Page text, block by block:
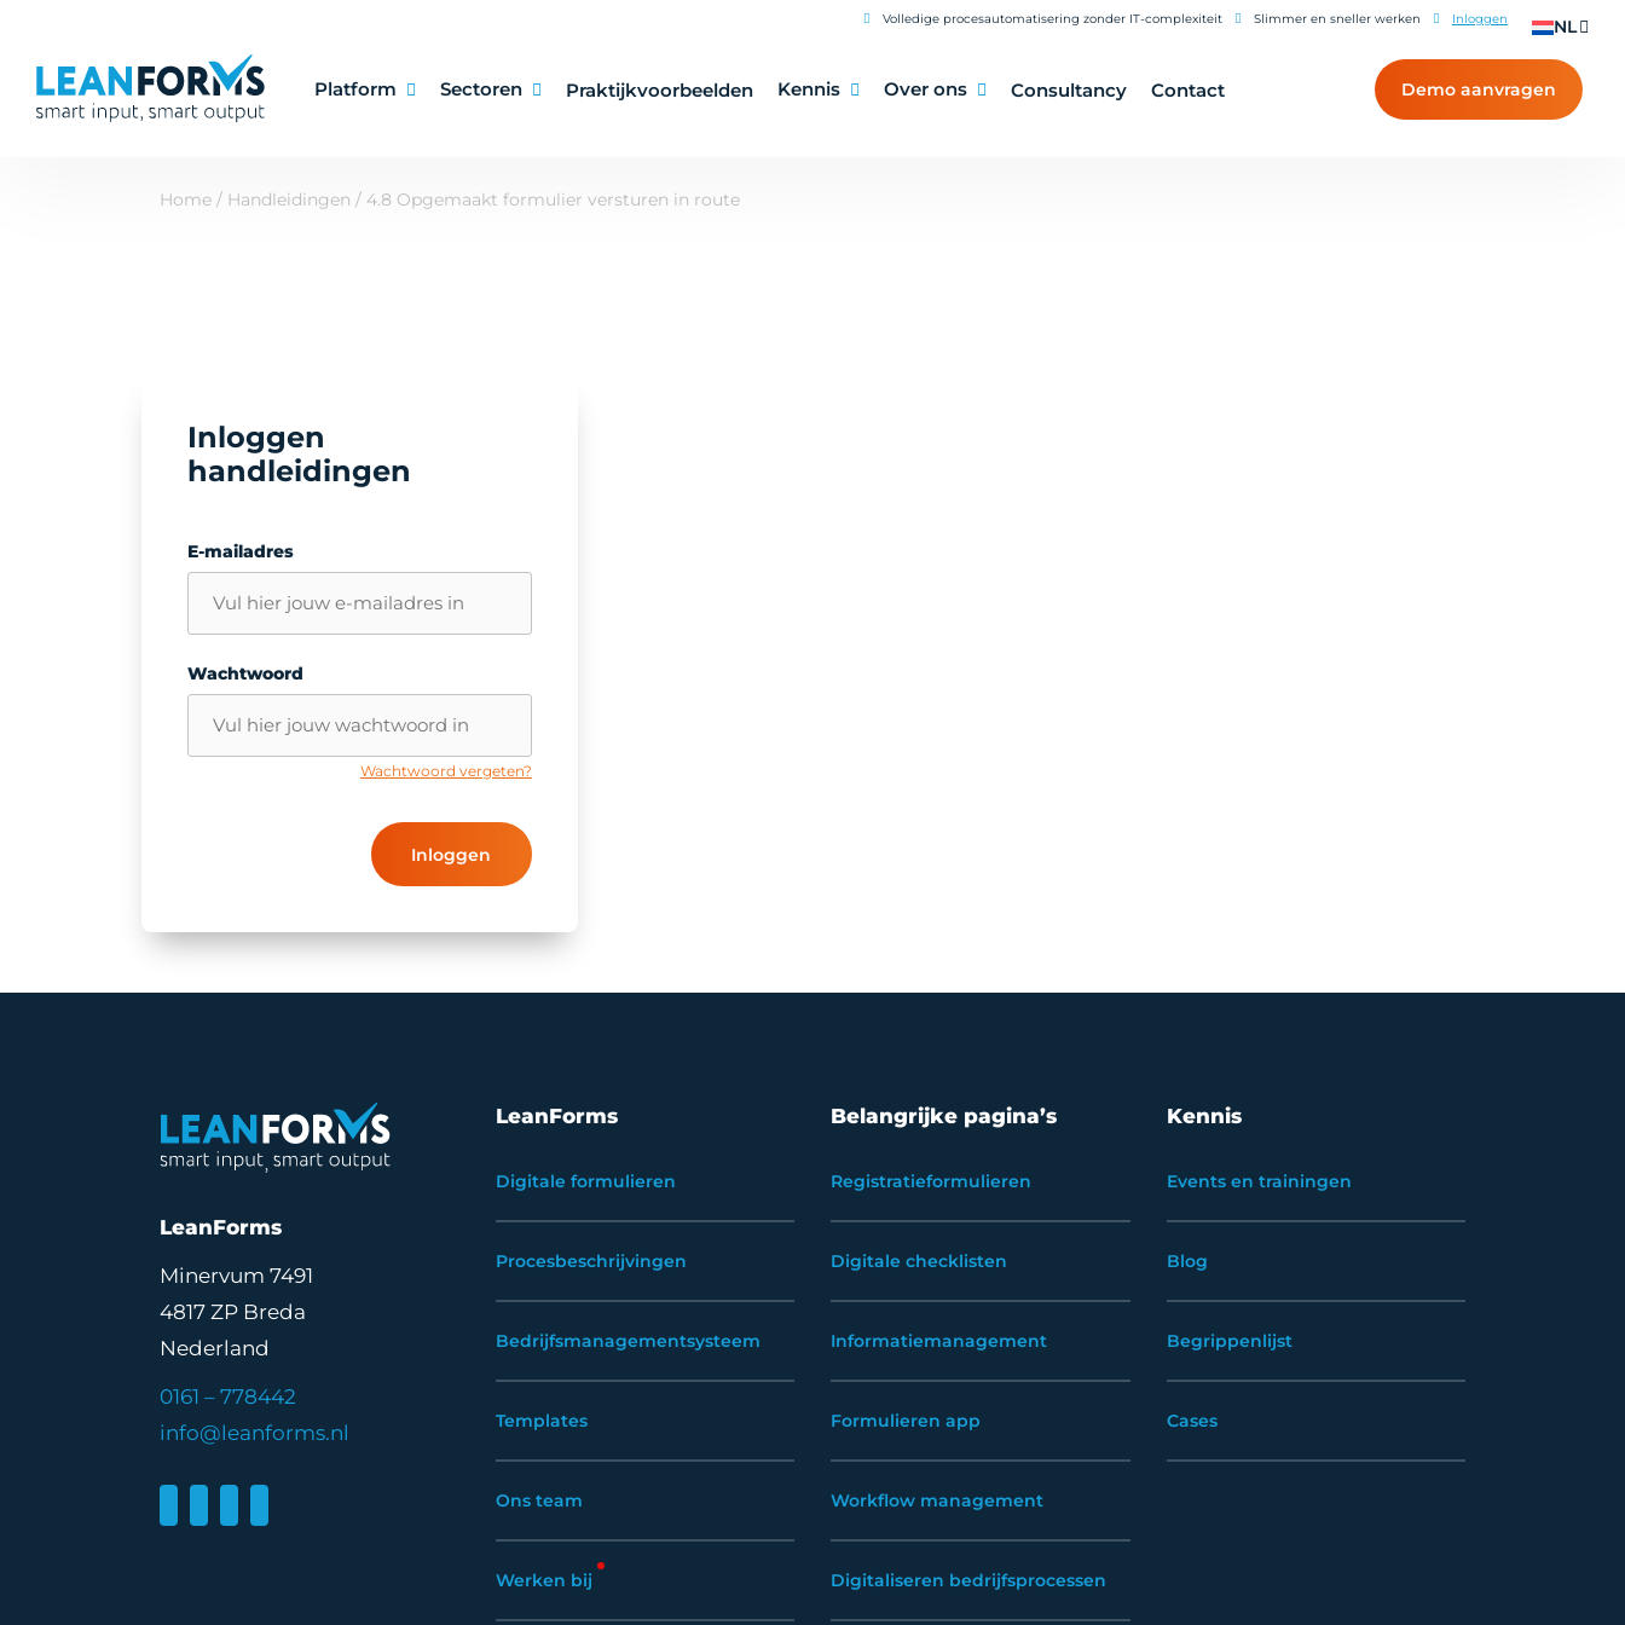
Volledige procesautomatisering zonder IT-complexiteit Slimmer en sneller werken Inloggen NL
Platform Sectoren Praktijkvoorbeelden Kennis Over ons Consultancy Contact Demo aanvragen
Home / Handleidingen / 4.8 Opgemaakt formulier versturen in route
Inloggen
handleidingen
E-mailadres
Wachtwoord
Wachtwoord vergeten?
Inloggen
LeanForms
Minervum 7491
4817 ZP Breda
Nederland
0161 – 778442
info@leanforms.nl
LeanForms
Digitale formulieren
Procesbeschrijvingen
Bedrijfsmanagementsysteem
Templates
Ons team
Werken bij
Belangrijke pagina’s
Registratieformulieren
Digitale checklisten
Informatiemanagement
Formulieren app
Workflow management
Digitaliseren bedrijfsprocessen
Kennis
Events en trainingen
Blog
Begrippenlijst
Cases